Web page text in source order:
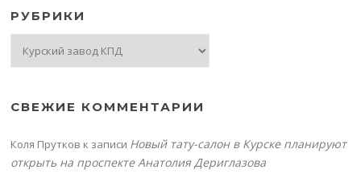
РУБРИКИ
СВЕЖИЕ КОММЕНТАРИИ
Коля Прутков к записи Новый тату-салон в Курске планируют
открыть на проспекте Анатолия Дериглазова